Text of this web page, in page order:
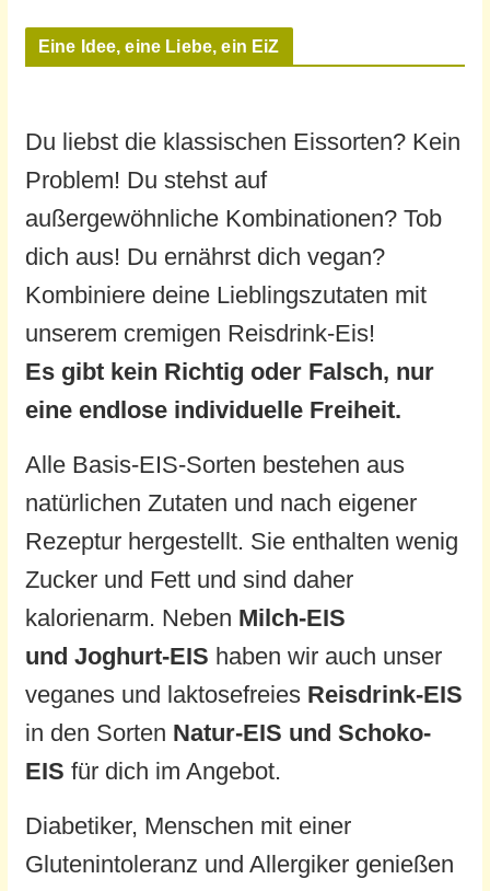
Eine Idee, eine Liebe, ein EiZ
Du liebst die klassischen Eissorten? Kein
Problem! Du stehst auf
außergewöhnliche Kombinationen? Tob
dich aus! Du ernährst dich vegan?
Kombiniere deine Lieblingszutaten mit
unserem cremigen Reisdrink-Eis!
Es gibt kein Richtig oder Falsch, nur
eine endlose individuelle Freiheit.
Alle Basis-EIS-Sorten bestehen aus
natürlichen Zutaten und nach eigener
Rezeptur hergestellt. Sie enthalten wenig
Zucker und Fett und sind daher
kalorienarm. Neben Milch-EIS
und Joghurt-EIS haben wir auch unser
veganes und laktosefreies Reisdrink-EIS
in den Sorten Natur-EIS und Schoko-
EIS für dich im Angebot.
Diabetiker, Menschen mit einer
Glutenintoleranz und Allergiker genießen